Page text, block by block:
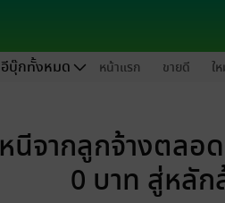
อีบุ๊กทั้งหมด หน้าแรก ขายดี ใ
หนีจากลูกจ้างตลอ
0 บาท สู่หลัก